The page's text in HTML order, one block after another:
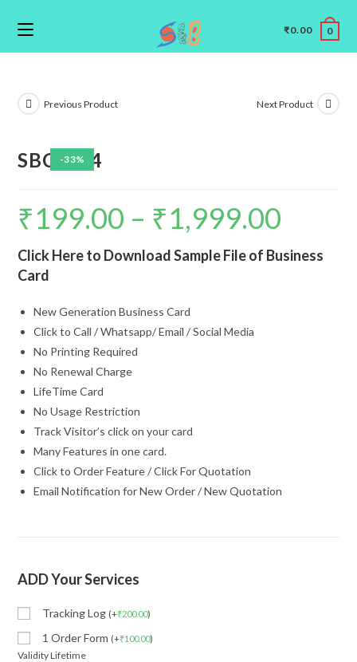
₹0.00 0
-33%
Previous Product Next Product
SBC0094
₹199.00 – ₹1,999.00
Click Here to Download Sample File of Business
Card
New Generation Business Card
Click to Call / Whatsapp/ Email / Social Media
No Printing Required
No Renewal Charge
LifeTime Card
No Usage Restriction
Track Visitor’s click on your card
Many Features in one card.
Click to Order Feature / Click For Quotation
Email Notification for New Order / New Quotation
ADD Your Services
Tracking Log (+₹200.00)
1 Order Form (+₹100.00)
Validity Lifetime